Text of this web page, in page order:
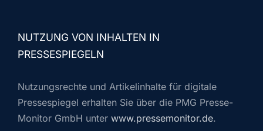
NUTZUNG VON INHALTEN IN
PRESSESPIEGELN
Nutzungsrechte und Artikelinhalte für digitale
Pressespiegel erhalten Sie über die PMG Presse-
Monitor GmbH unter www.pressemonitor.de.